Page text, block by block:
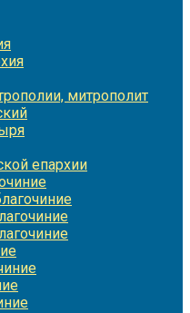
митрополит
епархии